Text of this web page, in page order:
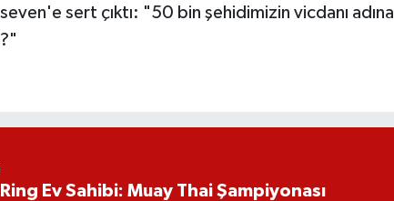
sert çıktı: "50 bin şehidimizin vicdanı adına
Ev Sahibi: Muay Thai Şampiyonası